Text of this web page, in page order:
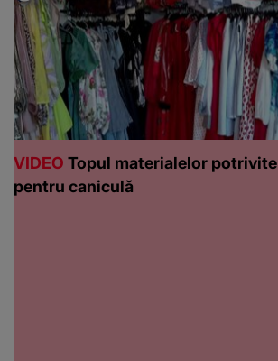
VIDEO Topul materialelor potrivite
pentru caniculă